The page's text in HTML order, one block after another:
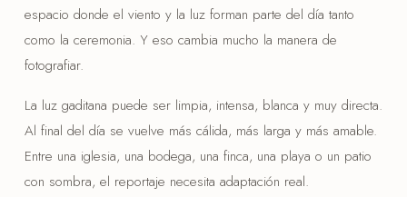
espacio donde el viento y la luz forman parte del día tanto
como la ceremonia. Y eso cambia mucho la manera de
fotografiar.
La luz gaditana puede ser limpia, intensa, blanca y muy directa.
Al final del día se vuelve más cálida, más larga y más amable.
Entre una iglesia, una bodega, una finca, una playa o un patio
con sombra, el reportaje necesita adaptación real.